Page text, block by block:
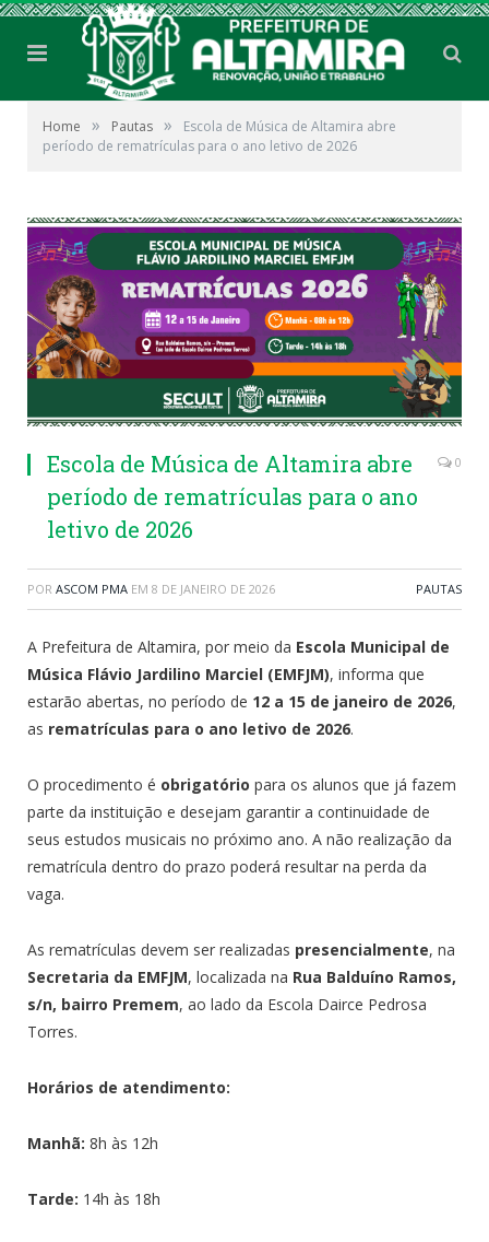
Home » Pautas »
Escola de Música de Altamira abre
período de rematrículas para o ano letivo de 2026
Escola de Música de Altamira abre
período de rematrículas para o ano
letivo de 2026
0
POR ASCOM PMA EM 8 DE JANEIRO DE 2026 PAUTAS
A Prefeitura de Altamira, por meio da Escola Municipal de
Música Flávio Jardilino Marciel (EMFJM), informa que
estarão abertas, no período de 12 a 15 de janeiro de 2026,
as rematrículas para o ano letivo de 2026.
O procedimento é obrigatório para os alunos que já fazem
parte da instituição e desejam garantir a continuidade de
seus estudos musicais no próximo ano. A não realização da
rematrícula dentro do prazo poderá resultar na perda da
vaga.
As rematrículas devem ser realizadas presencialmente, na
Secretaria da EMFJM, localizada na Rua Balduíno Ramos,
s/n, bairro Premem, ao lado da Escola Dairce Pedrosa
Torres.
Horários de atendimento:
Manhã: 8h às 12h
Tarde: 14h às 18h